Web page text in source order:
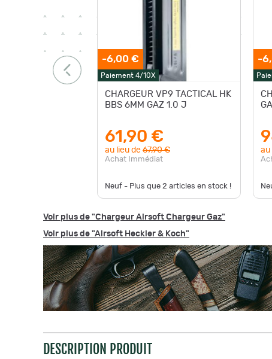
-6,00 €
Paiement 4/10X
CHARGEUR VP9 TACTICAL HK
BBS 6MM GAZ 1.0 J
61,90 €
au lieu de 67,90 €
Achat Immédiat
Neuf - Plus que 2 articles en stock !
-
au
Voir plus de "Chargeur Airsoft Chargeur Gaz"
Voir plus de "Airsoft Heckler & Koch"
DESCRIPTION PRODUIT